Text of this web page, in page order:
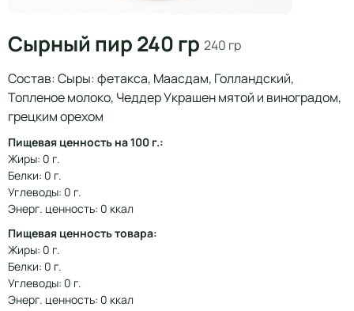
Сырный пир 240 гр 240 гр
Состав: Сыры: фетакса, Маасдам, Голландский,
Топленое молоко, Чеддер Украшен мятой и виноградом,
грецким орехом
Пищевая ценность на 100 г.:
Жиры: 0 г.
Белки: 0 г.
Углеводы: 0 г.
Энерг. ценность: 0 ккал
Пищевая ценность товара:
Жиры: 0 г.
Белки: 0 г.
Углеводы: 0 г.
Энерг. ценность: 0 ккал